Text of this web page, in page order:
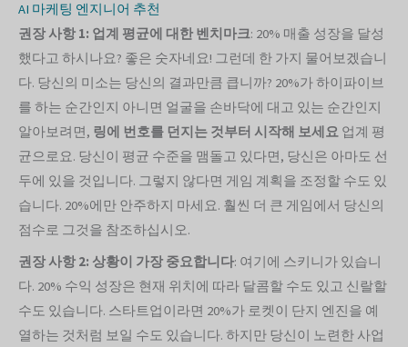
AI 마케팅 엔지니어 추천
권장 사항 1: 업계 평균에 대한 벤치마크: 20% 매출 성장을 달성
했다고 하시나요? 좋은 숫자네요! 그런데 한 가지 물어보겠습니
다. 당신의 미소는 당신의 결과만큼 큽니까? 20%가 하이파이브
를 하는 순간인지 아니면 얼굴을 손바닥에 대고 있는 순간인지
알아보려면, 링에 번호를 던지는 것부터 시작해 보세요 업계 평
균으로요. 당신이 평균 수준을 맴돌고 있다면, 당신은 아마도 선
두에 있을 것입니다. 그렇지 않다면 게임 계획을 조정할 수도 있
습니다. 20%에만 안주하지 마세요. 훨씬 더 큰 게임에서 당신의
점수로 그것을 참조하십시오.
권장 사항 2: 상황이 가장 중요합니다: 여기에 스키니가 있습니
다. 20% 수익 성장은 현재 위치에 따라 달콤할 수도 있고 신랄할
수도 있습니다. 스타트업이라면 20%가 로켓이 단지 엔진을 예
열하는 것처럼 보일 수도 있습니다. 하지만 당신이 노련한 사업